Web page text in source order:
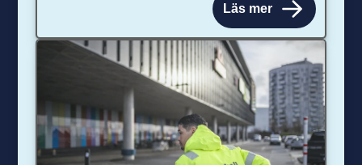
Läs mer